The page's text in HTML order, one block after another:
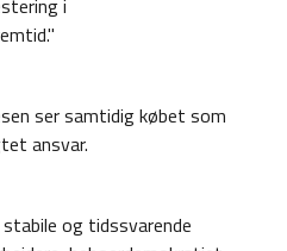
i
ser samtidig købet som
ansvar.
og tidssvarende